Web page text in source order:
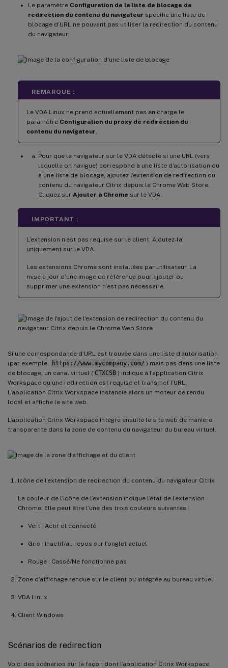
Le paramètre Configuration de la liste de blocage de
redirection du contenu du navigateur spécifie une liste de
blocage d’URL ne pouvant pas utiliser la redirection du contenu
du navigateur.
REMARQUE :
Le VDA Linux ne prend actuellement pas en charge le
paramètre Configuration du proxy de redirection du
contenu du navigateur
Pour que le navigateur sur le VDA détecte si une URL (vers
laquelle on navigue) correspond à une liste d’autorisation ou
à une liste de blocage, ajoutez l’extension de redirection du
contenu du navigateur Citrix depuis le Chrome Web Store.
Cliquez sur Ajouter à Chrome sur le VDA.
IMPORTANT :
L’extension n’est pas requise sur le client. Ajoutez-la
uniquement sur le VDA.
Les extensions Chrome sont installées par utilisateur. La
mise à jour d’une image de référence pour ajouter ou
supprimer une extension n’est pas nécessaire.
Si une correspondance d’URL est trouvée dans une liste d’autorisation
(par exemple,
https://www.mycompany.com/ ) mais pas dans une liste
de blocage, un canal virtuel ( CTXCSB ) indique à l’application Citrix
Workspace qu’une redirection est requise et transmet l’URL.
L’application Citrix Workspace instancie alors un moteur de rendu
local et affiche le site web.
L’application Citrix Workspace intègre ensuite le site web de manière
transparente dans la zone de contenu du navigateur du bureau virtuel.
Icône de l’extension de redirection du contenu du navigateur Citrix
La couleur de l’icône de l’extension indique l’état de l’extension
Chrome. Elle peut être l’une des trois couleurs suivantes :
Vert : Actif et connecté
Gris : Inactif/au repos sur l’onglet actuel
Rouge : Cassé/Ne fonctionne pas
Zone d’affichage rendue sur le client ou intégrée au bureau virtuel
VDA Linux
Client Windows
Scénarios de redirection
Voici des scénarios sur la façon dont l’application Citrix Workspace